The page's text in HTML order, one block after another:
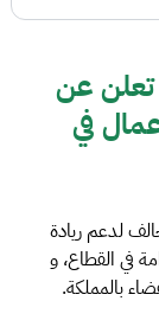
تعلن عن
في
لدعم ريادة
في القطاع، و
بالمملكة.